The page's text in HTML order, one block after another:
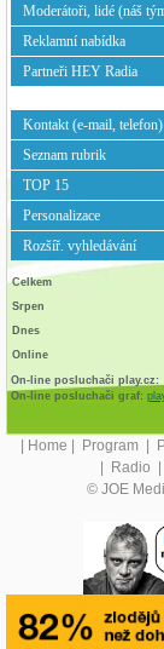
Moderátoři, lidé (náš
Reklamní nabídka
Partneři HEY Radia
Kontakt (e-mail, telefon)
Seznam rubrik
TOP 15
Personalizace
Rozšíř. vyhledávání
Celkem
Srpen
Dnes
Online
On-line posluchači play.cz:
On-line posluchači graf:
| Home | Program |
| Radio |
© JOE